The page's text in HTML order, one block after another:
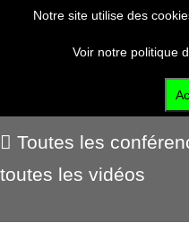
Voir et
Toutes les
toutes les vidéos
Notre site utilise des
Voir notre politique